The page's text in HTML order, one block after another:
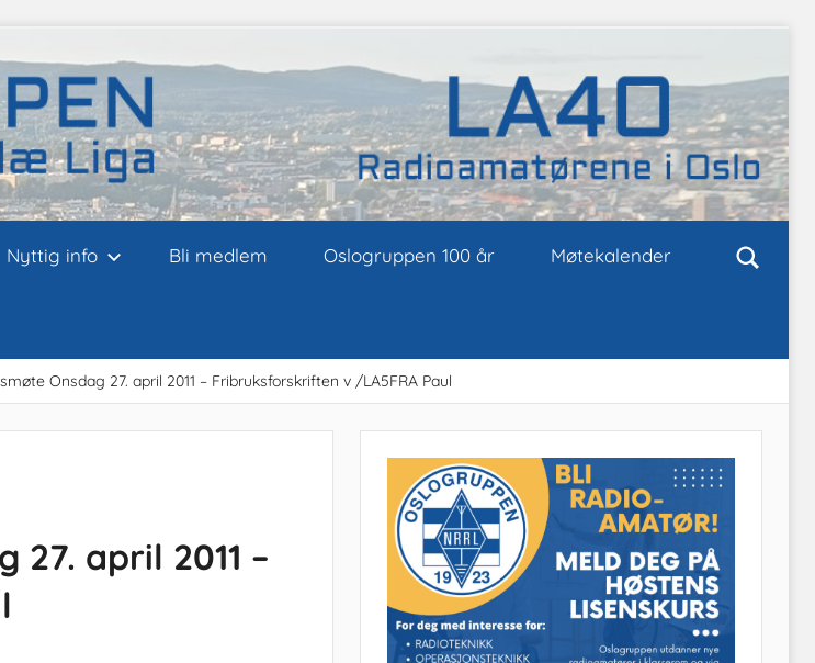
Nyttig info Bli medlem Oslogruppen 100 år Møtekalender
Onsdag 27. april 2011 – Fribruksforskriften v /LA5FRA Paul
april 2011 –